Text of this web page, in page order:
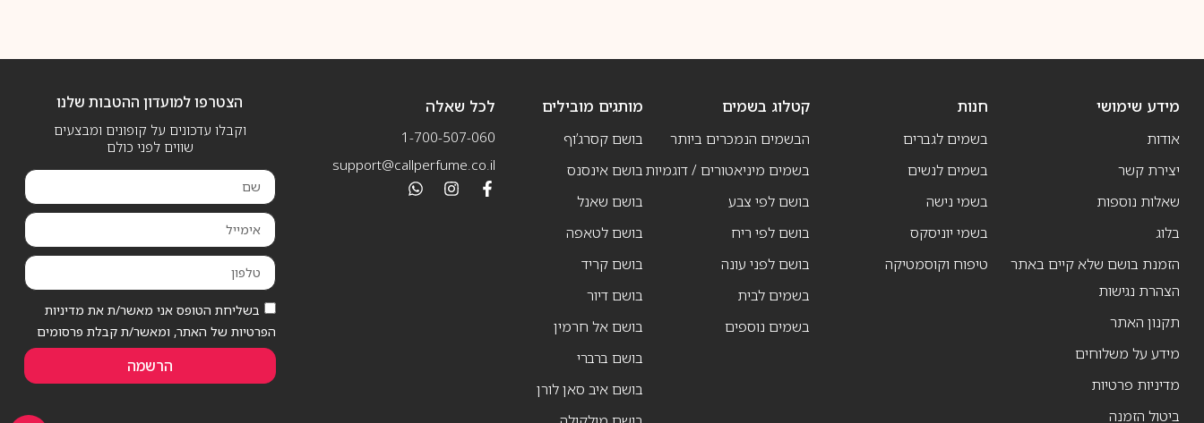
מידע שימושי
אודות
יצירת קשר
שאלות נוספות
בלוג
הזמנת בושם שלא קיים באתר
הצהרת נגישות
תקנון האתר
מידע על משלוחים
מדיניות פרטיות
ביטול הזמנה
חנות
בשמים לגברים
בשמים לנשים
בשמי נישה
בשמי יוניסקס
טיפוח וקוסמטיקה
קטלוג בשמים
הבשמים הנמכרים ביותר
בשמים מיניאטורים / דוגמיות
בושם לפי צבע
בושם לפי ריח
בושם לפני עונה
בשמים לבית
בשמים נוספים
מותגים מובילים
בושם קסרג’וף
בושם אינסנס
בושם שאנל
בושם לטאפה
בושם קריד
בושם דיור
בושם אל חרמין
בושם ברברי
בושם איב סאן לורן
לכל שאלה
1-700-507-060
support@callperfume.co.il
הצטרפו למועדון ההטבות שלנו
וקבלו עדכונים על קופונים ומבצעים
שווים לפני כולם
בשליחת הטופס אני מאשר/ת את מדיניות
הפרטיות של האתר, ומאשר/ת קבלת פרסומים
הרשמה